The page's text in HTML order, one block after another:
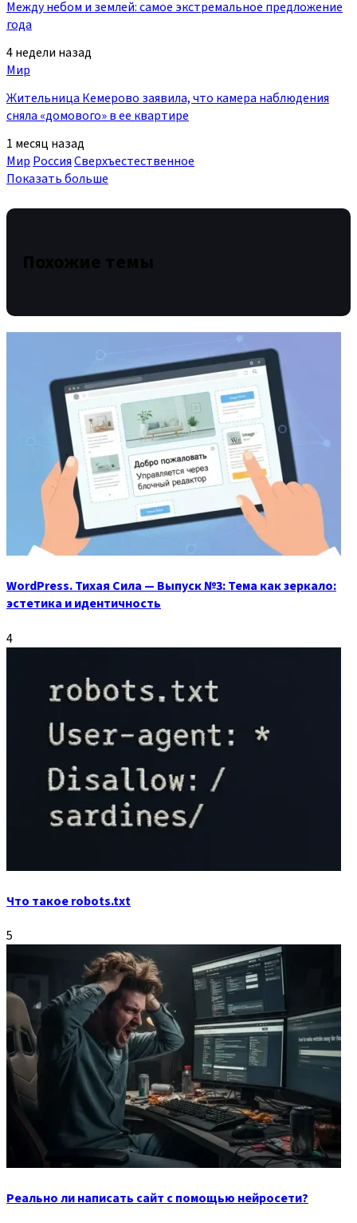
Между небом и землей: самое экстремальное предложение
года
4 недели назад
Мир
Жительница Кемерово заявила, что камера наблюдения
сняла «домового» в ее квартире
1 месяц назад
Мир РоссияСверхъестественное
Показать больше
Похожие темы
WordPress. Тихая Сила — Выпуск №3: Тема как зеркало:
эстетика и идентичность
4
Что такое robots.txt
5
Реально ли написать сайт с помощью нейросети?